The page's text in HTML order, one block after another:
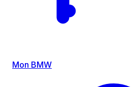
Mon BMW